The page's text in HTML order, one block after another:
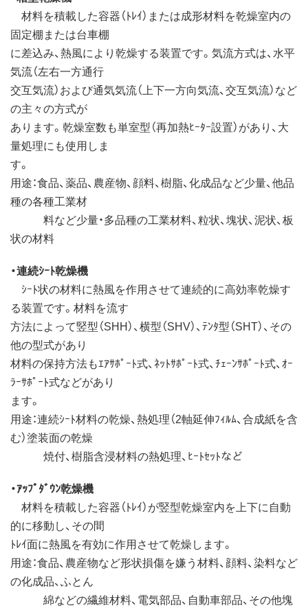
材料を積載した容器（ﾄﾚｲ）または成形材料を乾燥室内の
固定棚または台車棚
に差込み、熱風により乾燥する装置です。気流方式は、水平
気流（左右一方通行
交互気流）および通気気流（上下一方向気流、交互気流）など
の主々の方式が
あります。乾燥室数も単室型（再加熱ﾋｰﾀｰ設置）があり、大
量処理にも使用しま
す。
用途：食品、薬品、農産物、顔料、樹脂、化成品など少量、他品
種の各種工業材
料など少量・多品種の工業材料、粒状、塊状、泥状、板
状の材料
・連続ｼｰﾄ乾燥機
ｼｰﾄ状の材料に熱風を作用させて連続的に高効率乾燥す
る装置です。材料を流す
方法によって竪型（SHH）、横型（SHV）、ﾃﾝﾀ型（SHT）、その
他の型式があり
材料の保持方法もｴｱｻﾎﾟｰﾄ式、ﾈｯﾄｻﾎﾟｰﾄ式、ﾁｪｰﾝｻﾎﾟｰﾄ式、ｵｰ
ﾗｰｻﾎﾟｰﾄ式などがあり
ます。
用途：連続ｼｰﾄ材料の乾燥、熱処理（2軸延伸ﾌｨﾙﾑ、合成紙を含
む）塗装面の乾燥
焼付、樹脂含浸材料の熱処理、ﾋｰﾄｾｯﾄなど
・ｱｯﾌﾟﾀﾞｳﾝ乾燥機
材料を積載した容器（ﾄﾚｲ）が竪型乾燥室内を上下に自動
的に移動し、その間
ﾄﾚｲ面に熱風を有効に作用させて乾燥します。
用途：食品、農産物など形状損傷を嫌う材料、顔料、染料など
の化成品、ふとん
綿などの繊維材料、電気部品、自動車部品、その他塊